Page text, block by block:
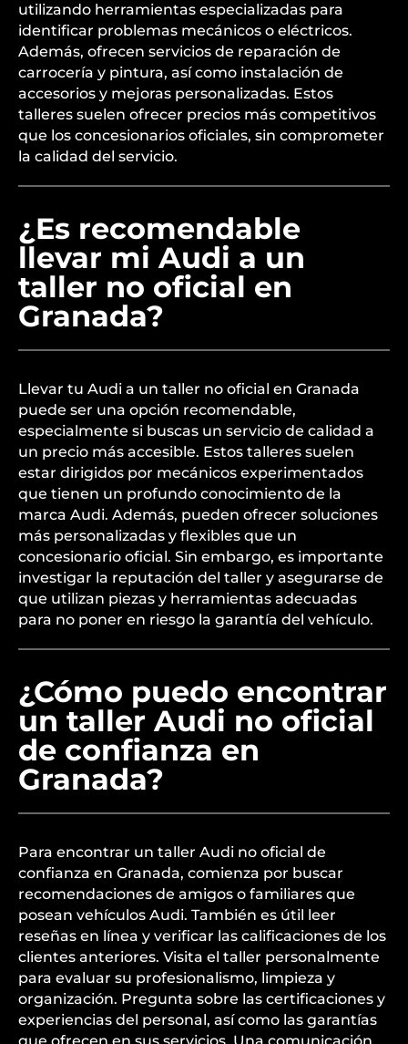
utilizando herramientas especializadas para
identificar problemas mecánicos o eléctricos.
Además, ofrecen servicios de reparación de
carrocería y pintura, así como instalación de
accesorios y mejoras personalizadas. Estos
talleres suelen ofrecer precios más competitivos
que los concesionarios oficiales, sin comprometer
la calidad del servicio.
¿Es recomendable
llevar mi Audi a un
taller no oficial en
Granada?
Llevar tu Audi a un taller no oficial en Granada
puede ser una opción recomendable,
especialmente si buscas un servicio de calidad a
un precio más accesible. Estos talleres suelen
estar dirigidos por mecánicos experimentados
que tienen un profundo conocimiento de la
marca Audi. Además, pueden ofrecer soluciones
más personalizadas y flexibles que un
concesionario oficial. Sin embargo, es importante
investigar la reputación del taller y asegurarse de
que utilizan piezas y herramientas adecuadas
para no poner en riesgo la garantía del vehículo.
¿Cómo puedo encontrar
un taller Audi no oficial
de confianza en
Granada?
Para encontrar un taller Audi no oficial de
confianza en Granada, comienza por buscar
recomendaciones de amigos o familiares que
posean vehículos Audi. También es útil leer
reseñas en línea y verificar las calificaciones de los
clientes anteriores. Visita el taller personalmente
para evaluar su profesionalismo, limpieza y
organización. Pregunta sobre las certificaciones y
experiencias del personal, así como las garantías